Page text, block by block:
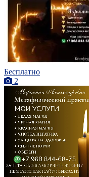
Бесплатно
2